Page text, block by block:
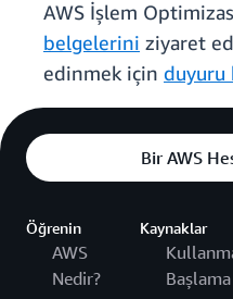
AWS İşlem
belgelerini ziyaret
edinmek için duyuru
Bir AWS
Öğrenin
AWS
Nedir?
Kaynaklar
Başlama